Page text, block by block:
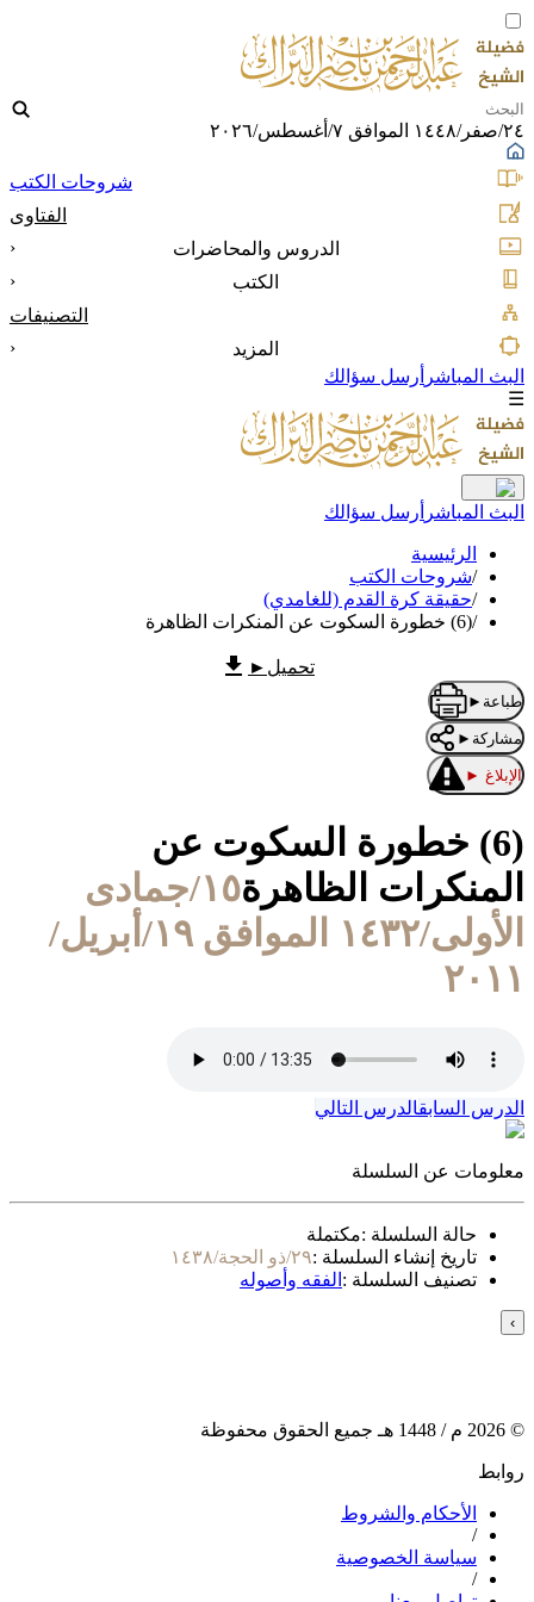
٢٤/صفر/١٤٤٨ الموافق ٧/أغسطس/٢٠٢٦
شروحات الكتب
الفتاوى
الدروس والمحاضرات
‹
الكتب
‹
التصنيفات
المزيد
‹
البث المباشر أرسل سؤالك
☰
البث المباشر أرسل سؤالك
الرئيسية
/شروحات الكتب
/حقيقة كرة القدم (للغامدي)
/(6) خطورة السكوت عن المنكرات الظاهرة
تحميل ►
طباعة ►
مشاركة ►
الإبلاغ ►
(6) خطورة السكوت عن
المنكرات الظاهرة
١٥/جمادى
الأولى/١٤٣٢ الموافق ١٩/أبريل/
٢٠١١
الدرس السابقالدرس التالي
معلومات عن السلسلة
حالة السلسلة :مكتملة
تاريخ إنشاء السلسلة :٢٩/ذو الحجة/١٤٣٨
تصنيف السلسلة : الفقه وأصوله
›
©
2026 م / 1448 هـ جميع الحقوق محفوظة
روابط
الأحكام والشروط
/
سياسة الخصوصية
/